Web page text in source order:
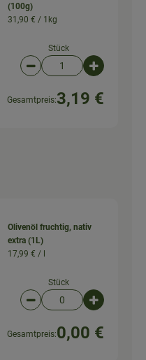
(100g)
31,90 € / 1kg
Stück
Artikelanzahl
Gesamtpreis:3,19 €
Olivenöl fruchtig, nativ
extra (1L)
17,99 € / l
Stück
Artikelanzahl
Gesamtpreis:0,00 €